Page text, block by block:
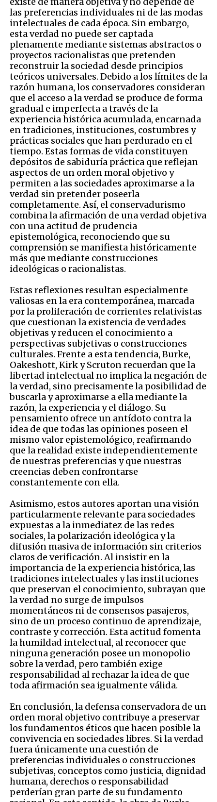
las preferencias individuales ni de las modas
intelectuales de cada época. Sin embargo,
esta verdad no puede ser captada
plenamente mediante sistemas abstractos o
proyectos racionalistas que pretenden
reconstruir la sociedad desde principios
teóricos universales. Debido a los límites de la
razón humana, los conservadores consideran
que el acceso a la verdad se produce de forma
gradual e imperfecta a través de la
experiencia histórica acumulada, encarnada
en tradiciones, instituciones, costumbres y
prácticas sociales que han perdurado en el
tiempo. Estas formas de vida constituyen
depósitos de sabiduría práctica que reflejan
aspectos de un orden moral objetivo y
permiten a las sociedades aproximarse a la
verdad sin pretender poseerla
completamente. Así, el conservadurismo
combina la afirmación de una verdad objetiva
con una actitud de prudencia
epistemológica, reconociendo que su
comprensión se manifiesta históricamente
más que mediante construcciones
ideológicas o racionalistas.
Estas reflexiones resultan especialmente
valiosas en la era contemporánea, marcada
por la proliferación de corrientes relativistas
que cuestionan la existencia de verdades
objetivas y reducen el conocimiento a
perspectivas subjetivas o construcciones
culturales. Frente a esta tendencia, Burke,
Oakeshott, Kirk y Scruton recuerdan que la
libertad intelectual no implica la negación de
la verdad, sino precisamente la posibilidad de
buscarla y aproximarse a ella mediante la
razón, la experiencia y el diálogo. Su
pensamiento ofrece un antídoto contra la
idea de que todas las opiniones poseen el
mismo valor epistemológico, reafirmando
que la realidad existe independientemente
de nuestras preferencias y que nuestras
creencias deben confrontarse
constantemente con ella.
Asimismo, estos autores aportan una visión
particularmente relevante para sociedades
expuestas a la inmediatez de las redes
sociales, la polarización ideológica y la
difusión masiva de información sin criterios
claros de verificación. Al insistir en la
importancia de la experiencia histórica, las
tradiciones intelectuales y las instituciones
que preservan el conocimiento, subrayan que
la verdad no surge de impulsos
momentáneos ni de consensos pasajeros,
sino de un proceso continuo de aprendizaje,
contraste y corrección. Esta actitud fomenta
la humildad intelectual, al reconocer que
ninguna generación posee un monopolio
sobre la verdad, pero también exige
responsabilidad al rechazar la idea de que
toda afirmación sea igualmente válida.
En conclusión, la defensa conservadora de un
orden moral objetivo contribuye a preservar
los fundamentos éticos que hacen posible la
convivencia en sociedades libres. Si la verdad
fuera únicamente una cuestión de
preferencias individuales o construcciones
subjetivas, conceptos como justicia, dignidad
humana, derechos o responsabilidad
perderían gran parte de su fundamento